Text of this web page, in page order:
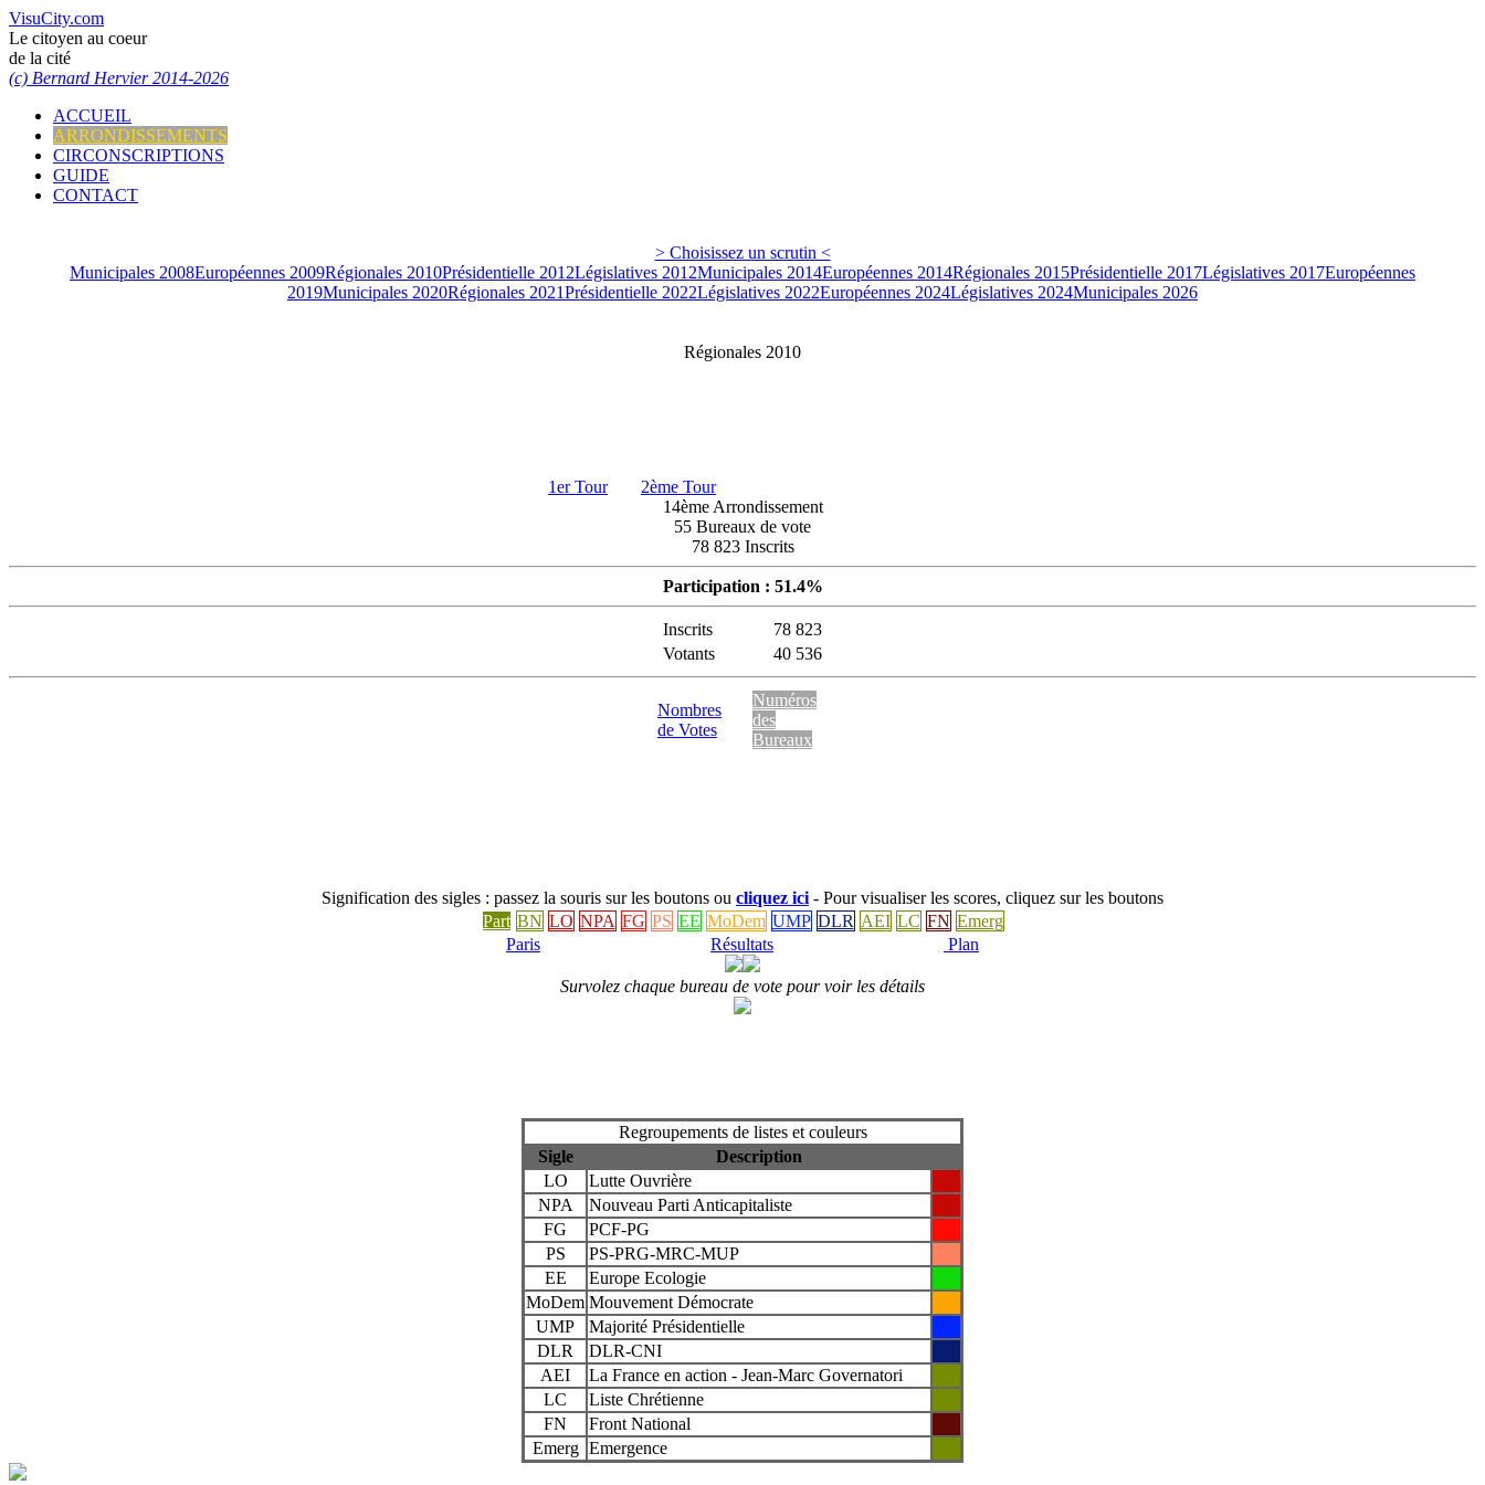
VisuCity.com
Le citoyen au coeur
de la cité
(c) Bernard Hervier 2014-2026
ACCUEIL
ARRONDISSEMENTS
CIRCONSCRIPTIONS
GUIDE
CONTACT
> Choisissez un scrutin <
Municipales 2008Européennes 2009Régionales 2010Présidentielle 2012Législatives 2012Municipales 2014Européennes 2014Régionales 2015Présidentielle 2017Législatives 2017Européennes
2019Municipales 2020Régionales 2021Présidentielle 2022Législatives 2022Européennes 2024Législatives 2024Municipales 2026
Régionales 2010
1er Tour
2ème Tour
14ème Arrondissement
55 Bureaux de vote
78 823 Inscrits
Participation : 51.4%
Inscrits
78 823
Votants
40 536
Nombres
de Votes
Numéros
des
Bureaux
Signification des sigles : passez la souris sur les boutons ou cliquez ici - Pour visualiser les scores, cliquez sur les boutons
Part BN LO NPA FG PS EE MoDem UMP DLR AEI LC FN Emerg
Paris
Résultats Plan
Survolez chaque bureau de vote pour voir les détails
Regroupements de listes et couleurs
Sigle
Description
LO
Lutte Ouvrière
NPA
Nouveau Parti Anticapitaliste
FG
PCF-PG
PS
PS-PRG-MRC-MUP
EE
Europe Ecologie
MoDem Mouvement Démocrate
UMP
Majorité Présidentielle
DLR
DLR-CNI
AEI
La France en action - Jean-Marc Governatori
LC
Liste Chrétienne
FN
Front National
Emerg Emergence